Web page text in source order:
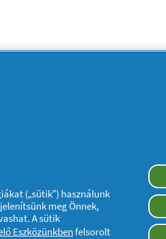
Kövessen minket:
(„sütik”) használunk
meg Önnek,
A sütik
Eszközünkbenfelsorolt